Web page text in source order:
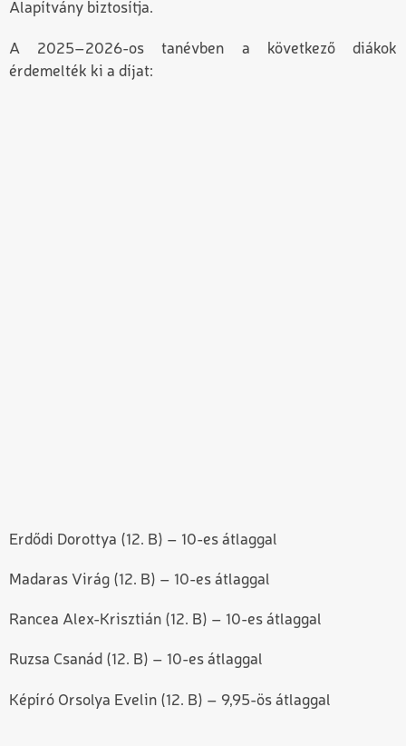
Alapítvány biztosítja.
A 2025–2026-os tanévben a következő diákok
érdemelték ki a díjat:
Erdődi Dorottya (12. B) – 10-es átlaggal
Madaras Virág (12. B) – 10-es átlaggal
Rancea Alex-Krisztián (12. B) – 10-es átlaggal
Ruzsa Csanád (12. B) – 10-es átlaggal
Képíró Orsolya Evelin (12. B) – 9,95-ös átlaggal